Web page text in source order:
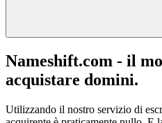
Nameshift.com - il
acquistare domini.
Utilizzando il nostro servizio di